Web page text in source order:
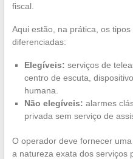
fiscal.
Aqui estão, na prática, os
diferenciadas:
Elegíveis: serviços de
centro de escuta,
humana.
Não elegíveis: alarmes
privada sem serviço de
O operador deve fornecer uma
a natureza exata dos serviços